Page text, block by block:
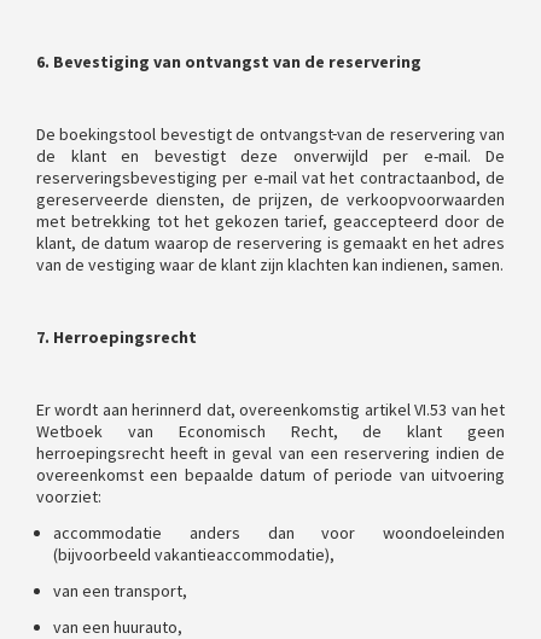
6. Bevestiging van ontvangst van de reservering
De boekingstool bevestigt de ontvangstvan de reservering van
de klant en bevestigt deze onverwijld per e-mail. De
reserveringsbevestiging per e-mail vat het contractaanbod, de
gereserveerde diensten, de prijzen, de verkoopvoorwaarden
met betrekking tot het gekozen tarief, geaccepteerd door de
klant, de datum waarop de reservering is gemaakt en het adres
van de vestiging waar de klant zijn klachten kan indienen, samen.
7. Herroepingsrecht
Er wordt aan herinnerd dat, overeenkomstig artikel VI.53 van het
Wetboek van Economisch Recht, de klant geen
herroepingsrecht heeft in geval van een reservering indien de
overeenkomst een bepaalde datum of periode van uitvoering
voorziet:
accommodatie anders dan voor woondoeleinden
(bijvoorbeeld vakantieaccommodatie),
van een transport,
van een huurauto,